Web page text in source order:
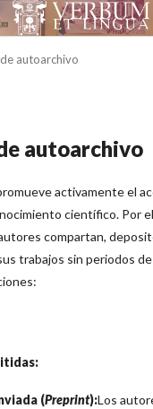
autoarchivo
autoarchivo
activamente el
científico. Por
compartan,
trabajos sin periodos
(Preprint):Los